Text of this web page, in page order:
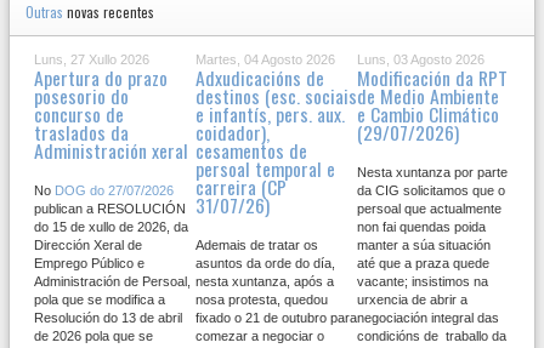
Outras novas recentes
Luns, 27 Xullo 2026
Apertura do prazo
posesorio do
concurso de
traslados da
Administración xeral
No DOG do 27/07/2026
publican a RESOLUCIÓN
do 15 de xullo de 2026, da
Dirección Xeral de
Emprego Público e
Administración de Persoal,
pola que se modifica a
Resolución do 13 de abril
de 2026 pola que se
Martes, 04 Agosto 2026
Adxudicacións de
destinos (esc. sociais
e infantís, pers. aux.
coidador),
cesamentos de
persoal temporal e
carreira (CP
31/07/26)
Ademais de tratar os
asuntos da orde do día,
nesta xuntanza, após a
nosa protesta, quedou
fixado o 21 de outubro para
comezar a negociar o
Luns, 03 Agosto 2026
Modificación da RPT
de Medio Ambiente
e Cambio Climático
(29/07/2026)
Nesta xuntanza por parte
da CIG solicitamos que o
persoal que actualmente
non fai quendas poida
manter a súa situación
até que a praza quede
vacante; insistimos na
urxencia de abrir a
negociación integral das
condicións de traballo da